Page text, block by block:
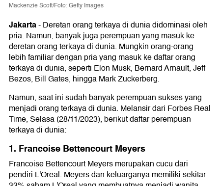
Mackenzie Scott/Foto: Getty Images
Jakarta-Deretan orang terkaya di dunia didominasi oleh
pria. Namun, banyak juga perempuan yang masuk ke
deretan orang terkaya di dunia. Mungkin orang-orang
lebih familiar dengan pria yang masuk ke daftar orang
terkaya di dunia, seperti Elon Musk, Bernard Arnault, Jeff
Bezos, Bill Gates, hingga Mark Zuckerberg.
Namun, saat ini sudah banyak perempuan sukses yang
menjadi orang terkaya di dunia. Melansir dari Forbes Real
Time, Selasa (28/11/2023), berikut daftar perempuan
terkaya di dunia:
1. Francoise Bettencourt Meyers
Francoise Bettencourt Meyers merupakan cucu dari
pendiri L'Oreal. Meyers dan keluarganya memiliki sekitar